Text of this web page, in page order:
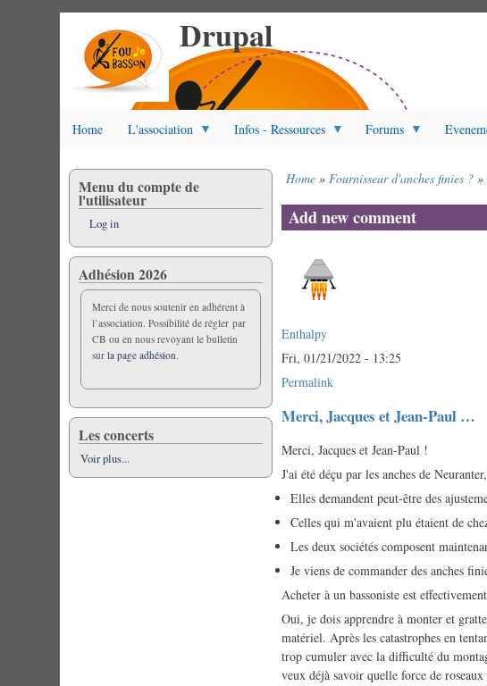
Drupal
Home L'association Infos - Ressources Forums
Home Fournisseur d'anches finies ?
Add new comment
Enthalpy
Fri, 01/21/2022 - 13:25
Permalink
Merci, Jacques et Jean-Paul …
Merci, Jacques et Jean-Paul !
J'ai été déçu par les anches de
Elles demandent peut-être des
Celles qui m'avaient plu étaient de
Les deux sociétés composent
Je viens de commander des anches
Acheter à un bassoniste est
Oui, je dois apprendre à monter et
matériel. Après les catastrophes en
trop cumuler avec la difficulté du
veux déjà savoir quelle force de
Menu du compte de
l'utilisateur
Log in
Adhésion 2026
Merci de nous soutenir en adhérent à
l’association. Possibilité de régler par
CB ou en nous revoyant le bulletin
surla page adhésion.
Les concerts
Voir plus...